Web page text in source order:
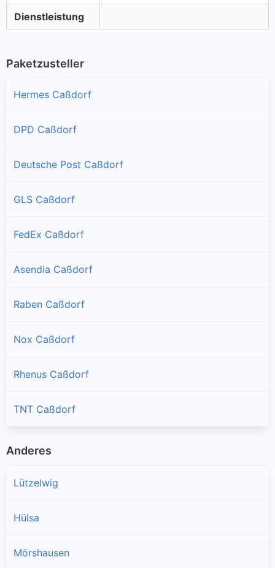
Dienstleistung
Paketzusteller
Hermes Caßdorf
DPD Caßdorf
Deutsche Post Caßdorf
GLS Caßdorf
FedEx Caßdorf
Asendia Caßdorf
Raben Caßdorf
Nox Caßdorf
Rhenus Caßdorf
TNT Caßdorf
Anderes
Lützelwig
Hülsa
Mörshausen